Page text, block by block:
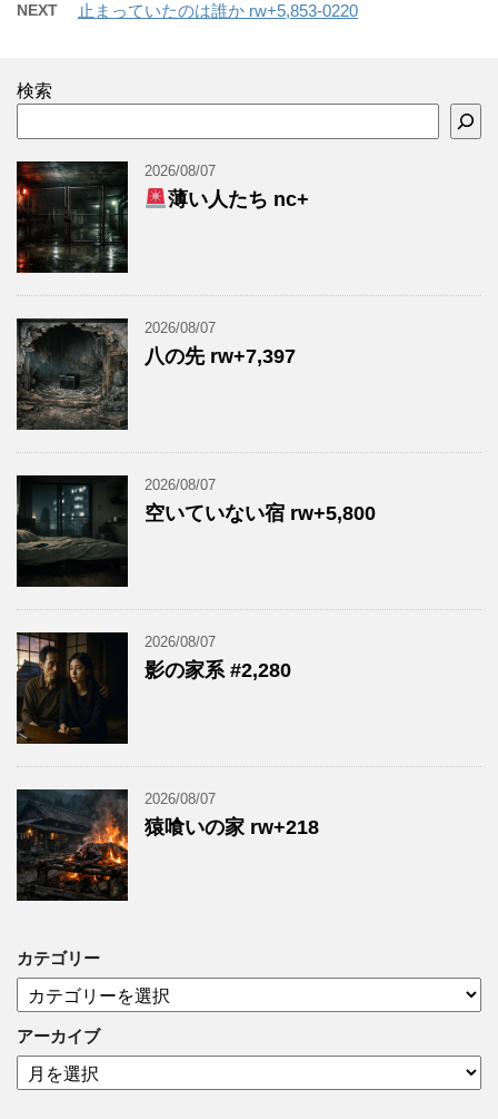
NEXT 止まっていたのは誰か rw+5,853-0220
検索
2026/08/07
薄い人たち nc+
2026/08/07
八の先 rw+7,397
2026/08/07
空いていない宿 rw+5,800
2026/08/07
影の家系 #2,280
2026/08/07
猿喰いの家 rw+218
カテゴリー
テ
ゴ
リ
ー
アーカイブ
ア
ー